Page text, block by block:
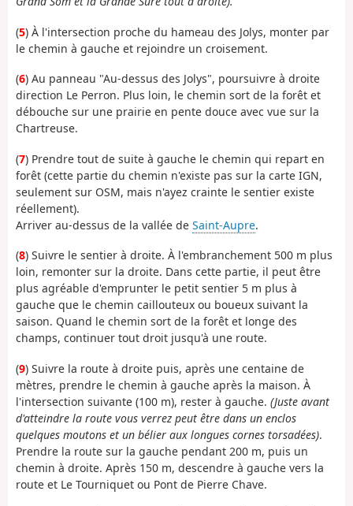
(5) À l'intersection proche du hameau des Jolys, monter par
le chemin à gauche et rejoindre un croisement.
(6) Au panneau "Au-dessus des Jolys", poursuivre à droite
direction Le Perron. Plus loin, le chemin sort de la forêt et
débouche sur une prairie en pente douce avec vue sur la
Chartreuse.
(7) Prendre tout de suite à gauche le chemin qui repart en
forêt (cette partie du chemin n'existe pas sur la carte IGN,
seulement sur OSM, mais n'ayez crainte le sentier existe
réellement).
Arriver au-dessus de la vallée de Saint-Aupre.
(8) Suivre le sentier à droite. À l'embranchement 500 m plus
loin, remonter sur la droite. Dans cette partie, il peut être
plus agréable d'emprunter le petit sentier 5 m plus à
gauche que le chemin caillouteux ou boueux suivant la
saison. Quand le chemin sort de la forêt et longe des
champs, continuer tout droit jusqu'à une route.
(9) Suivre la route à droite puis, après une centaine de
mètres, prendre le chemin à gauche après la maison. À
l'intersection suivante (100 m), rester à gauche. (Juste avant
d'atteindre la route vous verrez peut être dans un enclos
quelques moutons et un bélier aux longues cornes torsadées).
Prendre la route sur la gauche pendant 200 m, puis un
chemin à droite. Après 150 m, descendre à gauche vers la
route et Le Tourniquet ou Pont de Pierre Chave.